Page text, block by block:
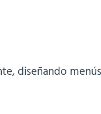
diseñando